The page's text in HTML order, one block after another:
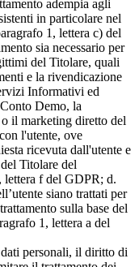
adempia agli
in particolare nel
1, lettera c) del
sia necessario per
del Titolare, quali
e la rivendicazione
Informativi ed
Demo, la
il marketing diretto del
l'utente, ove
ricevuta dall'utente e
Titolare del
lettera f del GDPR; d.
siano trattati per
sulla base del
1, lettera a del
personali, il diritto di